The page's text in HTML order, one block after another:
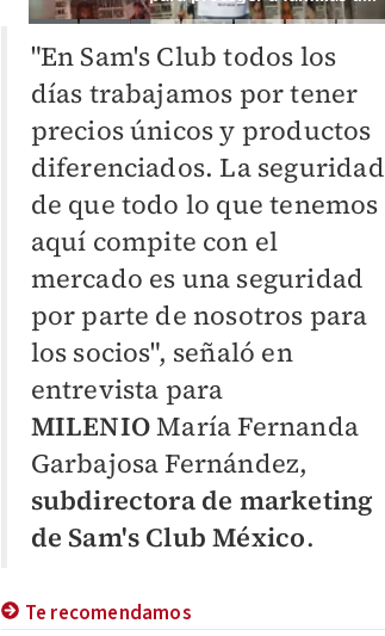
"En Sam's Club todos los
días trabajamos por tener
precios únicos y productos
diferenciados. La seguridad
de que todo lo que tenemos
aquí compite con el
mercado es una seguridad
por parte de nosotros para
los socios", señaló en
entrevista para
MILENIOMaría Fernanda
Garbajosa Fernández,
subdirectora de marketing
de Sam's Club México.
Te recomendamos